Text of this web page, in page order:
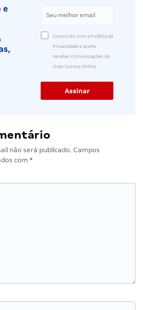
e
Concordo com a Política de
Privacidade e aceito
receber comunicações do
Gran Cursos Online.
não será publicado. Campos
com *